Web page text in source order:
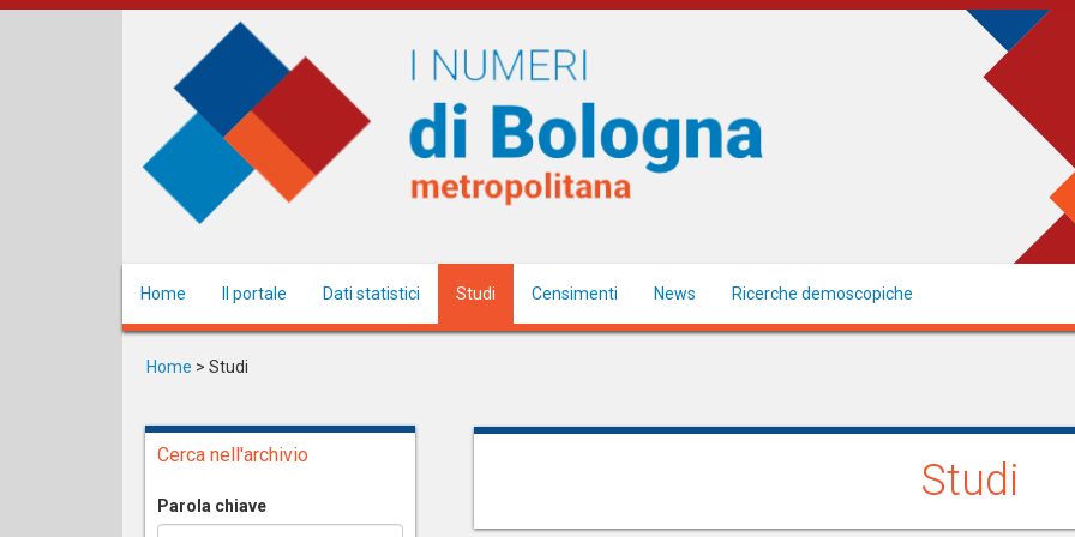
Salta
Home Il portale Dati statistici Studi Censimenti News Ricerche demoscopiche
Home > Studi
Cerca nell'archivio
Parola chiave Studi